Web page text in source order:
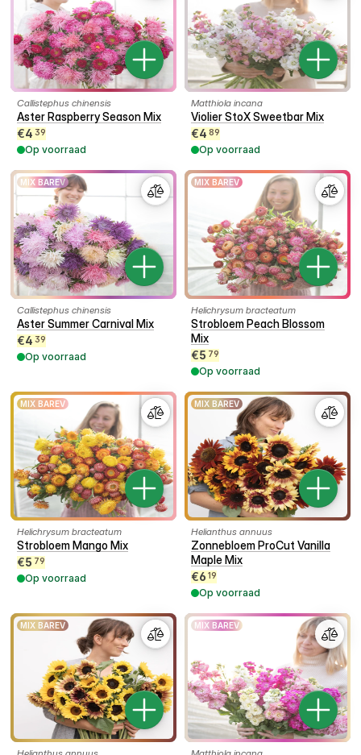
Callistephus chinensis
Aster Raspberry Season Mix
€4 39
Op voorraad
Matthiola incana
Violier StoX Sweetbar Mix
€4 89
Op voorraad
MIX BAREV
Callistephus chinensis
Aster Summer Carnival Mix
€4 39
Op voorraad
MIX BAREV
Helichrysum bracteatum
Strobloem Peach Blossom
Mix
€5 79
Op voorraad
MIX BAREV
Helichrysum bracteatum
Strobloem Mango Mix
€5 79
Op voorraad
MIX BAREV
Helianthus annuus
Zonnebloem ProCut Vanilla
Maple Mix
€6 19
Op voorraad
MIX BAREV MIX BAREV